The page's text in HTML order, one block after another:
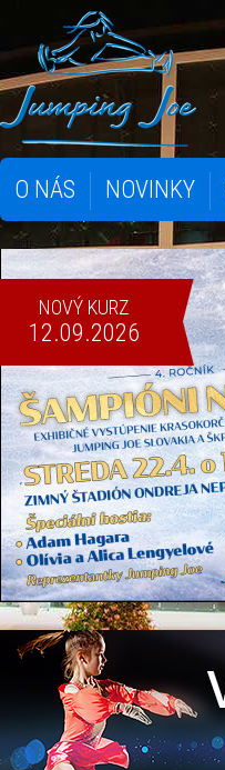
O NÁS NOVINKY
NOVÝ KURZ
12.09.2026